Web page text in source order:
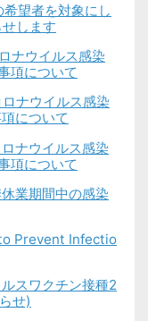
望者を対象にし
します
ナウイルス感染
項について
ナウイルス感染
について
ナウイルス感染
項について
業期間中の感染
Prevent Infectio
スワクチン接種2
せ)